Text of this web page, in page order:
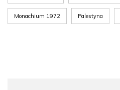
Monachium 1972 Palestyna